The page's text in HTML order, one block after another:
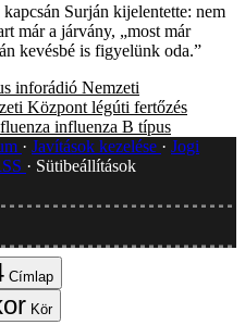
Surján kijelentette: nem
már a járvány, „most már
kevésbé is figyelünk oda.”
inforádió Nemzeti
Központ légúti fertőzés
influenza B típus
Javítások kezelése
Jogi
Sütibeállítások
Címlap
Kör